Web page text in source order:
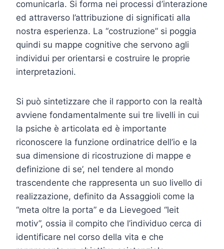
comunicarla. Si forma nei processi d’interazione
ed attraverso l’attribuzione di significati alla
nostra esperienza. La “costruzione” si poggia
quindi su mappe cognitive che servono agli
individui per orientarsi e costruire le proprie
interpretazioni.
Si può sintetizzare che il rapporto con la realtà
avviene fondamentalmente sui tre livelli in cui
la psiche è articolata ed è importante
riconoscere la funzione ordinatrice dell’io e la
sua dimensione di ricostruzione di mappe e
definizione di se’, nel tendere al mondo
trascendente che rappresenta un suo livello di
realizzazione, definito da Assaggioli come la
“meta oltre la porta” e da Lievegoed “leit
motiv”, ossia il compito che l’individuo cerca di
identificare nel corso della vita e che